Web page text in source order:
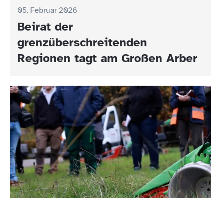
05. Februar 2026
Beirat der
grenzüberschreitenden
Regionen tagt am Großen Arber